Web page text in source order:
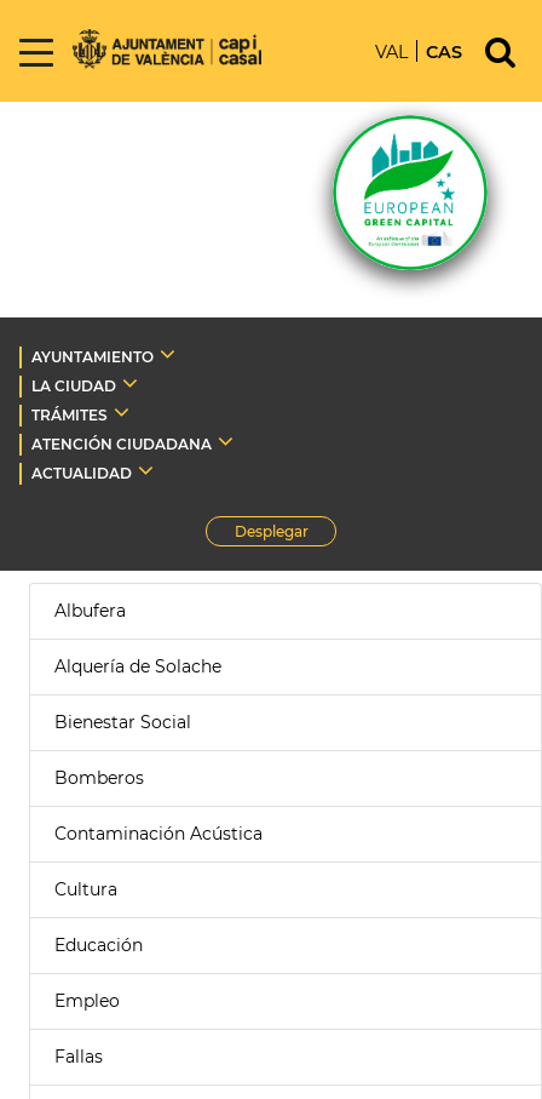
VAL CAS
AYUNTAMIENTO
LA CIUDAD
TRÁMITES
ATENCIÓN CIUDADANA
ACTUALIDAD
Desplegar
Albufera
Alquería de Solache
Bienestar Social
Bomberos
Contaminación Acústica
Cultura
Educación
Empleo
Fallas